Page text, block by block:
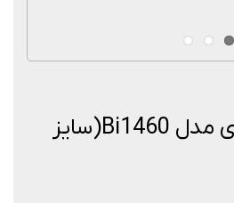
اجاق و ساج نان پزی مدل Bi1460(سایز